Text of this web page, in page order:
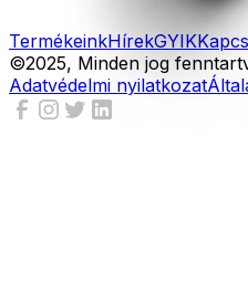
TermékeinkHírekGYIK
©2025, Minden jog
Adatvédelmi nyilatkozat